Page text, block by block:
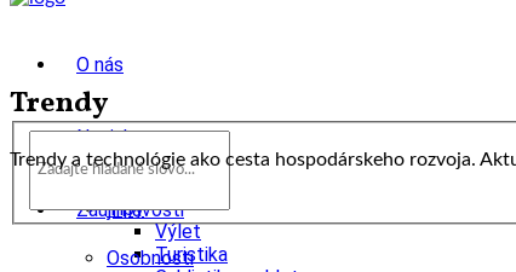
O nás
Novinky
Tipy
Výlet
Turistika
Zaujímavosti
Osobnosti
Trendy
Trendy a technológie ako cesta hospodárskeho rozvoja.